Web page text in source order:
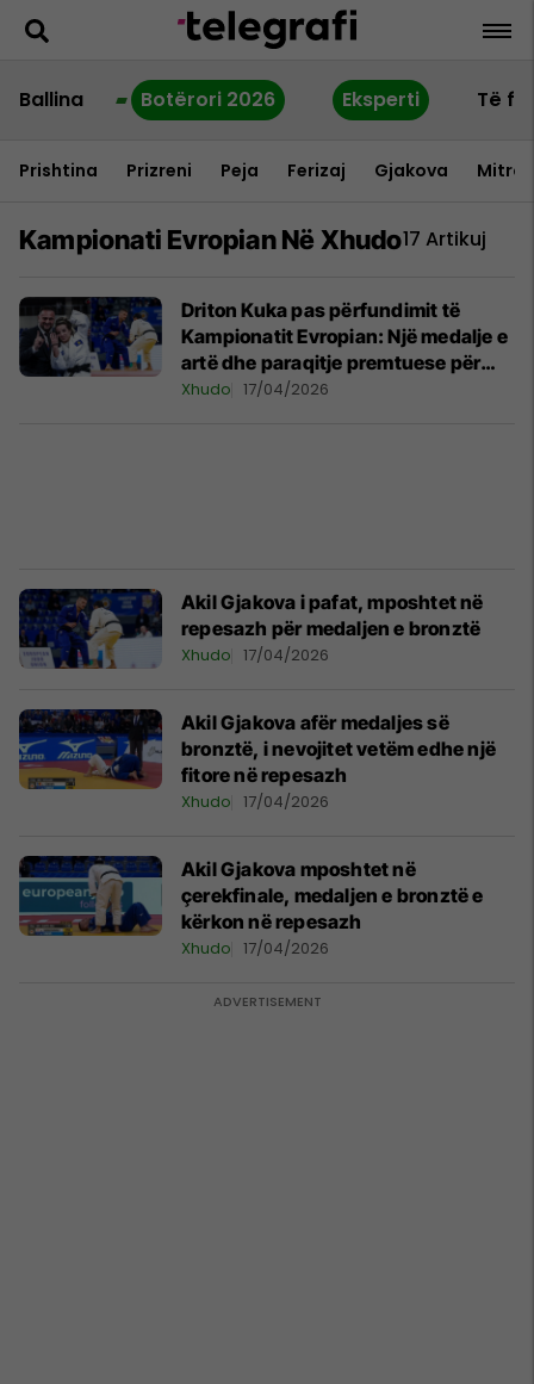
Ballina Botërori 2026 Eksperti Të
Prishtina Prizreni Peja Ferizaj Gjakova
Kampionati Evropian Në Xhudo17 Artikuj
Driton Kuka pas përfundimit të
Kampionatit Evropian: Një medalje e
artë dhe paraqitje premtuese për
Kosovën
Xhudo 17/04/2026
Akil Gjakova i pafat, mposhtet në
repesazh për medaljen e bronztë
Xhudo 17/04/2026
Akil Gjakova afër medaljes së
bronztë, i nevojitet vetëm edhe një
fitore në repesazh
Xhudo 17/04/2026
Akil Gjakova mposhtet në
çerekfinale, medaljen e bronztë e
kërkon në repesazh
Xhudo 17/04/2026